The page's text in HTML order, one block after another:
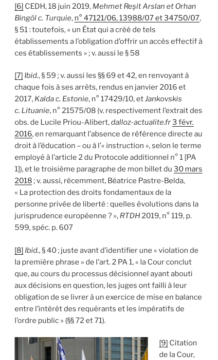
[6] CEDH, 18 juin 2019, Mehmet Reşit Arslan et Orhan
Bingöl c. Turquie, n° 47121/06, 13988/07 et 34750/07,
§ 51 : toutefois, « un État qui a créé de tels
établissements a l’obligation d’offrir un accès effectif à
ces établissements » ; v. aussi le § 58
[7] Ibid., § 59 ; v. aussi les §§ 69 et 42, en renvoyant à
chaque fois à ses arrêts, rendus en janvier 2016 et
2017, Kalda c. Estonie, n° 17429/10, etJankovskis
c. Lituanie, n° 21575/08 (v. respectivement l’extrait des
obs. de Lucile Priou-Alibert,dalloz-actualite.fr3 févr.
2016, en remarquant l’absence de référence directe au
droit à l’éducation – ou à l’« instruction », selon le terme
employé à l’article 2 du Protocole additionnel n° 1 [PA
1]), et le troisième paragraphe de mon billet du 30 mars
2018 ; v. aussi, récemment, Béatrice Pastre-Belda,
« La protection des droits fondamentaux de la
personne privée de liberté : quelles évolutions dans la
jurisprudence européenne ? », RTDH2019, n° 119, p.
599, spéc. p. 607
[8] Ibid., § 40 ; juste avant d’identifier une « violation de
la première phrase » de l’art. 2 PA 1, « la Cour conclut
que, au cours du processus décisionnel ayant abouti
aux décisions en question, les juges ont failli à leur
obligation de se livrer à un exercice de mise en balance
entre l’intérêt des requérants et les impératifs de
l’ordre public » (§§ 72 et 71).
[9] Citation
de la Cour,